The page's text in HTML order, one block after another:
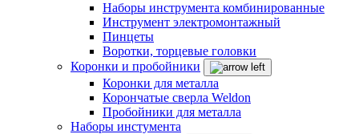
Наборы инструмента комбинированные
Инструмент электромонтажный
Пинцеты
Воротки, торцевые головки
Коронки и пробойники
Коронки для металла
Корончатые сверла Weldon
Пробойники для металла
Наборы инстумента